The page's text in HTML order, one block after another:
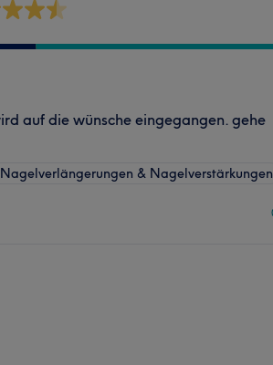
auf die wünsche eingegangen. gehe
& Nagelverstärkungen